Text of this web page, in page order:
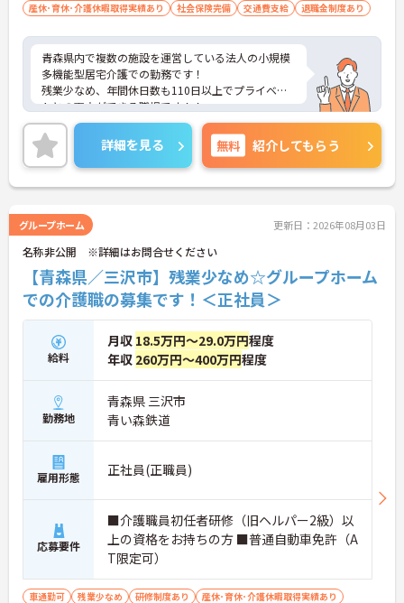
産休･育休･介護休暇取得実績あり
社会保険完備 交通費支給 退職金制度あり
青森県内で複数の施設を運営している法人の小規模
多機能型居宅介護での勤務です！
残業少なめ、年間休日数も110日以上でプライベー
トとの両立ができる職場です！！
面接のポイントなど、さらに詳細をお話致しますの
でお気軽にご相談ください。
詳細を見る 無料 紹介してもらう
グループホーム 更新日：2026年08月03日
名称非公開 ※詳細はお問合せください
【青森県／三沢市】残業少なめ☆グループホーム
での介護職の募集です！＜正社員＞
給料
月収 18.5万円～29.0万円程度
年収 260万円～400万円程度
勤務地
青森県 三沢市
青い森鉄道
雇用形態 正社員(正職員)
応募要件
■介護職員初任者研修（旧ヘルパー2級）以
上の資格をお持ちの方 ■普通自動車免許（A
T限定可）
車通勤可 残業少なめ 研修制度あり 産休･育休･介護休暇取得実績あり